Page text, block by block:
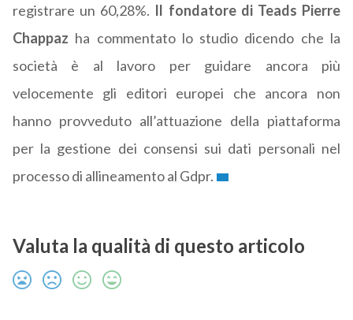
registrare un 60,28%. Il fondatore di Teads Pierre
Chappaz ha commentato lo studio dicendo che la
società è al lavoro per guidare ancora più
velocemente gli editori europei che ancora non
hanno provveduto all’attuazione della piattaforma
per la gestione dei consensi sui dati personali nel
processo di allineamento al Gdpr.
Valuta la qualità di questo articolo